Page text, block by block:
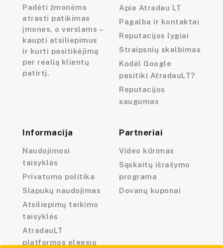
Padėti žmonėms
atrasti patikimas
įmones, o verslams –
kaupti atsiliepimus
ir kurti pasitikėjimą
per realią klientų
patirtį.
Apie Atradau LT
Pagalba ir kontaktai
Reputacijos lygiai
Straipsnių skelbimas
Kodėl Google
pasitiki AtradauLT?
Reputacijos
saugumas
Informacija
Naudojimosi
taisyklės
Privatumo politika
Slapukų naudojimas
Atsiliepimų teikimo
taisyklės
AtradauLT
platformos elgesio
Partneriai
Video kūrimas
Sąskaitų išrašymo
programa
Dovanų kuponai